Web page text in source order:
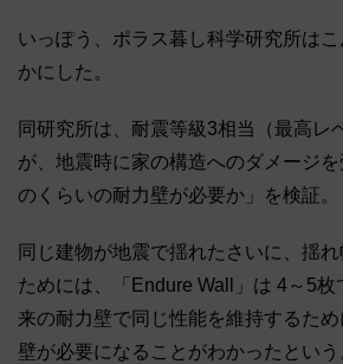
いっぽう、ポラス暮し科学研究所は
かにした。
同研究所は、耐震等級3相当（最高レ
が、地震時に家の構造へのダメージ
のくらいの耐力壁が必要か」を検証。
同じ建物が地震で揺れたさいに、揺
ためには、「Endure Wall」は 4～5枚
来の耐力壁で同じ性能を維持するた
壁が必要になることがわかったという